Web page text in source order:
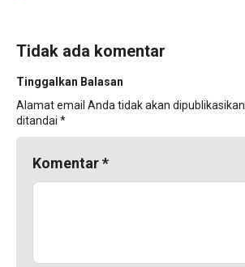
Tidak ada komentar
Tinggalkan Balasan
Alamat email Anda tidak akan dipublikasikan.
ditandai *
Komentar*